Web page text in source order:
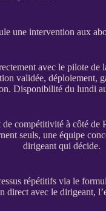
une intervention aux
avec le pilote de
validée, déploiement,
Disponibilité du lundi
compétitivité à côté de
seuls, une équipe
dirigeant qui décide.
répétitifs via le
direct avec le dirigeant,